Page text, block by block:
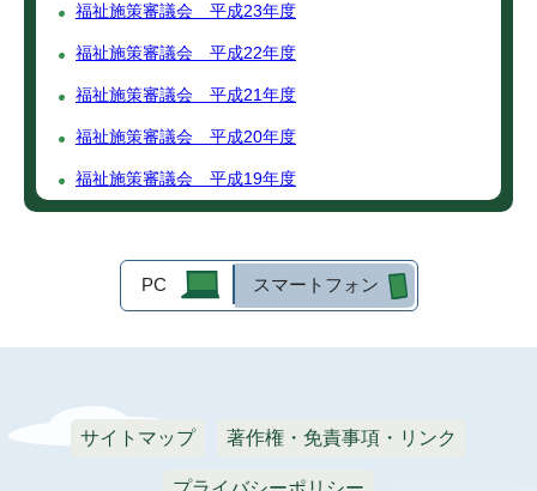
福祉施策審議会 平成23年度
福祉施策審議会 平成22年度
福祉施策審議会 平成21年度
福祉施策審議会 平成20年度
福祉施策審議会 平成19年度
PC スマートフォン
サイトマップ 著作権・免責事項・リンク